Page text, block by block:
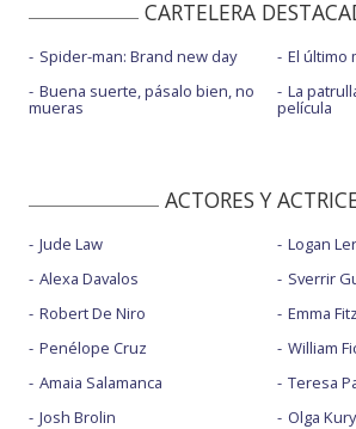
CARTELERA
Spider-man: Brand new day
Buena suerte, pásalo bien, no
mueras
El último
La
película
ACTORES Y
Jude Law
Alexa Davalos
Robert De Niro
Penélope Cruz
Amaia Salamanca
Josh Brolin
Logan
Sverrir
Emma
William
Teresa
Olga